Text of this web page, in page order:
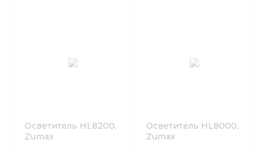
Осветитель HL8200,
Zumax
Осветитель HL8000,
Zumax